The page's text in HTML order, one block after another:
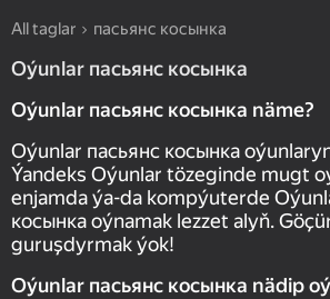
All taglar пасьянс косынка
Oýunlar пасьянс косынка
Oýunlar пасьянс косынка näme?
Oýunlar пасьянс косынка
Ýandeks Oýunlar tözeginde mugt
enjamda ýa-da kompýuterde
косынка oýnamak lezzet alyň.
guruşdyrmak ýok!
Oýunlar пасьянс косынка nädip